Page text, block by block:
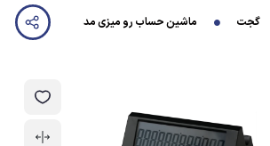
گجت ماشین حساب رو میزی مدل خورشیدی کد OS-9191